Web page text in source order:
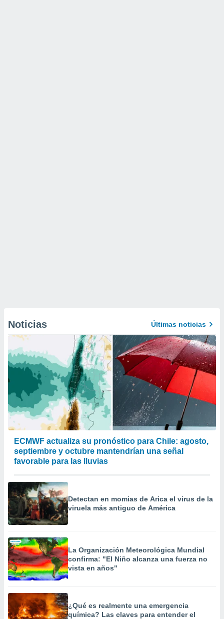
Noticias Últimas noticias
ECMWF actualiza su pronóstico para Chile: agosto,
septiembre y octubre mantendrían una señal
favorable para las lluvias
Detectan en momias de Arica el virus de la
viruela más antiguo de América
La Organización Meteorológica Mundial
confirma: "El Niño alcanza una fuerza no
vista en años"
¿Qué es realmente una emergencia
química? Las claves para entender el